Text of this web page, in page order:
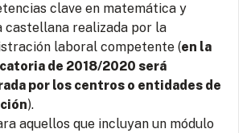
clave en matemática y
castellana realizada por la
laboral competente (en la
de 2018/2020 será
por los centros o entidades de
).
aquellos que incluyan un módulo